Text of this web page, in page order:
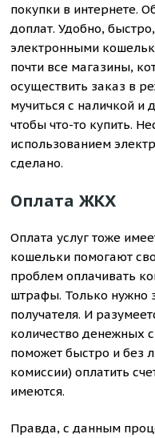
покупки в интернете.
доплат. Удобно,
электронными
почти все магазины,
осуществить заказ в
мучиться с наличкой
чтобы что-то купить.
использованием
сделано.
Оплата ЖКХ
Оплата услуг тоже
кошельки помогают
проблем оплачивать
штрафы. Только нужно
получателя. И
количество денежных
поможет быстро и без
комиссии) оплатить
имеются.
Правда, с данным